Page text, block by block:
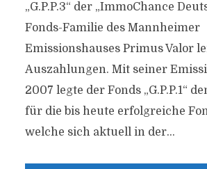
„G.P.P.3“ der „ImmoChance
Fonds-Familie des Mannheimer
Emissionshauses Primus Valor
Auszahlungen. Mit seiner
2007 legte der Fonds „G.P.P.1“
für die bis heute erfolgreiche
welche sich aktuell in der...